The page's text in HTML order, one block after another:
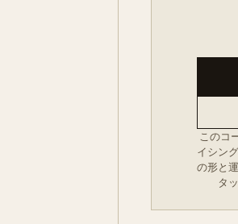
このコ
イシン
の形と
タ